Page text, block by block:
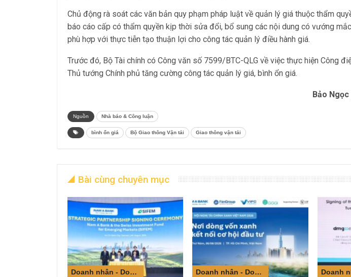
Chủ động rà soát các văn bản quy phạm pháp luật về quản lý giá thuộc thẩm
báo cáo cấp có thẩm quyền kịp thời sửa đổi, bổ sung các nội dung có vướng
phù hợp với thực tiễn tạo thuận lợi cho công tác quản lý điều hành giá.
Trước đó, Bộ Tài chính có Công văn số 7599/BTC-QLG về việc thực hiện Công
Thủ tướng Chính phủ tăng cường công tác quản lý giá, bình ổn giá.
Bảo
Nguồn Nhà báo & Công luận
bình ổn giá Bộ Giao thông Vận tải Giao thông vận tải
Bài cùng chuyên mục
Doanh nhân - Doanh nghiệp Doanh nhân - Doanh nghiệp